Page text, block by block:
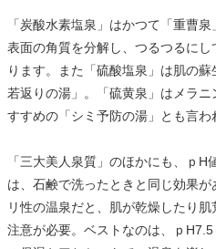
「炭酸水素塩泉」はかつて「重曹
表面の角質を分解し、つるつるに
ります。また「硫酸塩泉」は肌の
若返りの湯」。「硫黄泉」はメラ
すすめの「シミ予防の湯」とも言わ
「三大美人泉質」のほかにも、ｐ
は、石鹸で洗ったときと同じ効果
リ性の温泉だと、肌が乾燥したり
注意が必要。ベストなのは、ｐ